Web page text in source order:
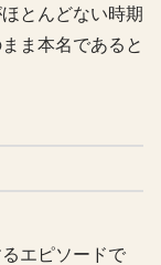
とんどない時期
ま本名であると
エピソードで